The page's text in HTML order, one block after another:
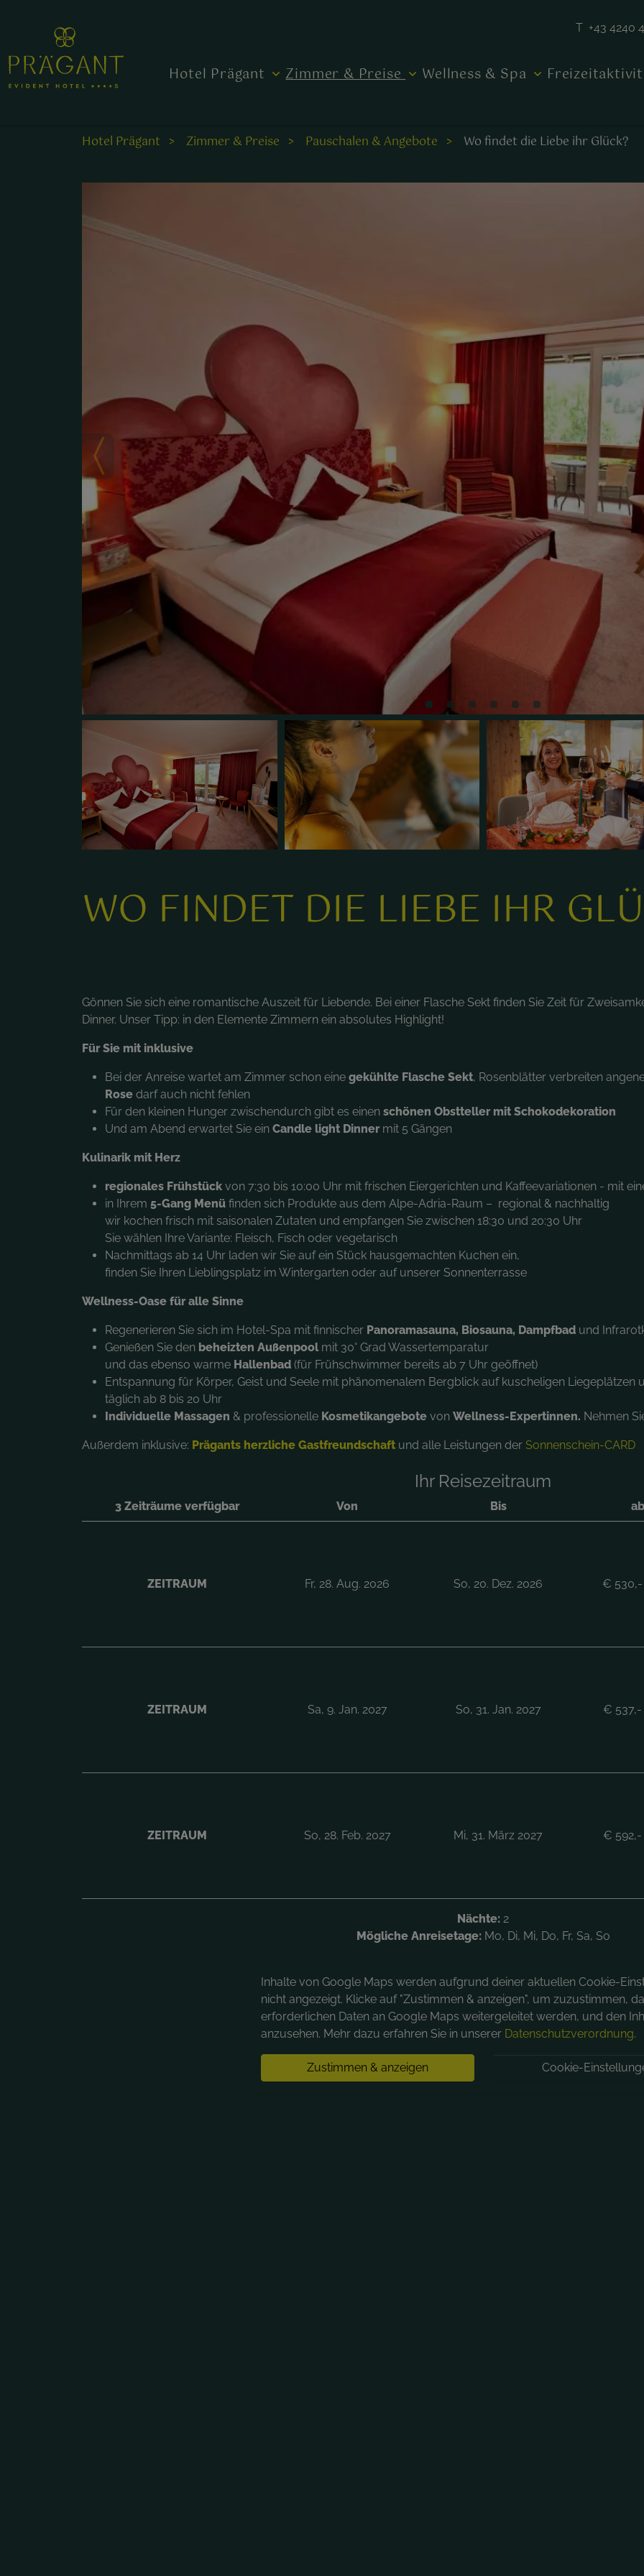
T +43 4240
Hotel Prägant Zimmer & Preise Wellness & Spa
Hotel Prägant Zimmer & Preise Pauschalen & Angebote Wo findet die Liebe ihr Glück?
WO FINDET DIE LIEBE IHR
Gönnen Sie sich eine romantische Auszeit für Liebende. Bei einer Flasche Sekt finden Sie Zeit für
Dinner. Unser Tipp: in den Elemente Zimmern ein absolutes Highlight!
Für Sie mit inklusive
Bei der Anreise wartet am Zimmer schon eine gekühlte Flasche Sekt, Rosenblätter verbreiten
Rose darf auch nicht fehlen
Für den kleinen Hunger zwischendurch gibt es einen schönen Obstteller mit Schokodekoration
Und am Abend erwartet Sie ein Candle light Dinner mit 5 Gängen
Kulinarik mit Herz
regionales Frühstück von 7:30 bis 10:00 Uhr mit frischen Eiergerichten und Kaffeevariationen - mit
in Ihrem 5-Gang Menü finden sich Produkte aus dem Alpe-Adria-Raum – regional & nachhaltig
wir kochen frisch mit saisonalen Zutaten und empfangen Sie zwischen 18:30 und 20:30 Uhr
Sie wählen Ihre Variante: Fleisch, Fisch oder vegetarisch
Nachmittags ab 14 Uhr laden wir Sie auf ein Stück hausgemachten Kuchen ein,
finden Sie Ihren Lieblingsplatz im Wintergarten oder auf unserer Sonnenterrasse
Wellness-Oase für alle Sinne
Regenerieren Sie sich im Hotel-Spa mit finnischer Panoramasauna, Biosauna, Dampfbad und
Genießen Sie den beheizten Außenpoolmit 30° Grad Wassertemparatur
und das ebenso warme Hallenbad (für Frühschwimmer bereits ab 7 Uhr geöffnet)
Entspannung für Körper, Geist und Seele mit phänomenalem Bergblick auf kuscheligen Liegeplätzen
täglich ab 8 bis 20 Uhr
Individuelle Massagen & professionelle Kosmetikangebote von Wellness-Expertinnen. Nehmen
Außerdem inklusive: Prägants herzliche Gastfreundschaft und alle Leistungen der Sonnenschein-CARD
Ihr Reisezeitraum
3 Zeiträume verfügbar Von Bis
ZEITRAUM Fr, 28. Aug. 2026 So, 20. Dez. 2026 €
ZEITRAUM Sa, 9. Jan. 2027 So, 31. Jan. 2027 €
ZEITRAUM So, 28. Feb. 2027 Mi, 31. März 2027 €
Nächte: 2
Mögliche Anreisetage: Mo, Di, Mi, Do, Fr, Sa, So
Inhalte von Google Maps werden aufgrund deiner aktuellen Cookie-
nicht angezeigt. Klicke auf "Zustimmen & anzeigen", um zuzustimmen,
erforderlichen Daten an Google Maps weitergeleitet werden, und den
anzusehen. Mehr dazu erfahren Sie in unserer Datenschutzverordnung.
Zustimmen & anzeigen Cookie-